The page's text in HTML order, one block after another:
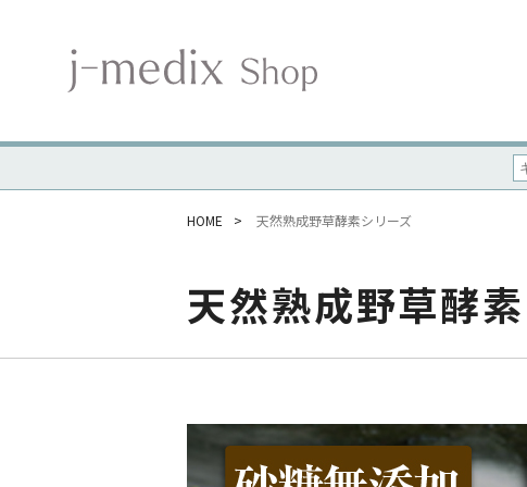
HOME 天然熟成野草酵素シリーズ
天然熟成野草酵素